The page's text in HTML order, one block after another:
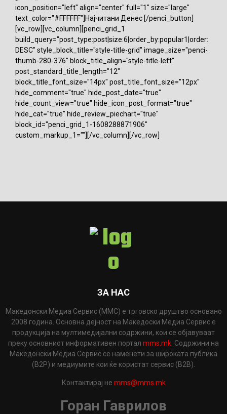
icon_position="left" align="center" full="1" size="large"
text_color="#FFFFFF"]Најчитани Денес [/penci_button]
[vc_row][vc_column][penci_grid_1
build_query="post_type:post|size:6|order_by:popular1|order:
DESC" style_block_title="style-title-grid" image_size="penci-
thumb-280-376" block_title_align="style-title-left"
post_standard_title_length="12"
block_title_font_size="14px" post_title_font_size="12px"
hide_comment="true" hide_post_date="true"
hide_count_view="true" hide_icon_post_format="true"
hide_cat="true" hide_review_piechart="true"
block_id="penci_grid_1-1608288871906"
custom_markup_1=""][/vc_column][/vc_row]
ЗА НАС
Македонски Медиа Сервис (ММС) е трговско друштво основано
2008 година. Основна дејност на Македоски Медиа Сервис е
продукција на мултимедијални содржини, кои се објавуваат
преку основниот информативен портал mms.mk . Содржини на
Македонски Медиа Сервис се наменети за широката публика
(B2P) и медиумите кои ќе користат сервис (B2B).
Контактирај не mms@mms.mk
Горан Гаврилов